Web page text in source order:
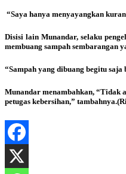
“Saya hanya menyayangkan
Disisi lain Munandar, selaku
membuang sampah sembarangan
“Sampah yang dibuang begitu
Munandar menambahkan, “Tidak
petugas kebersihan,” tambahnya.(